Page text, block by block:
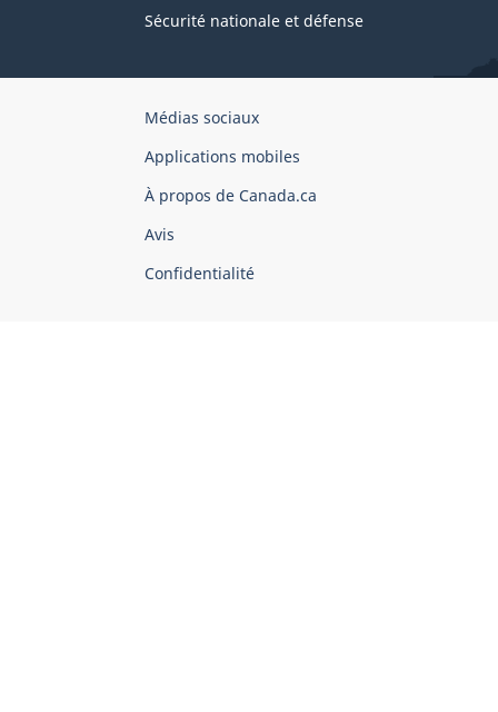
Sécurité nationale et défense
Organisation
gouvernement
du
Canada
Médias sociaux
Applications mobiles
À propos de Canada.ca
Avis
Confidentialité